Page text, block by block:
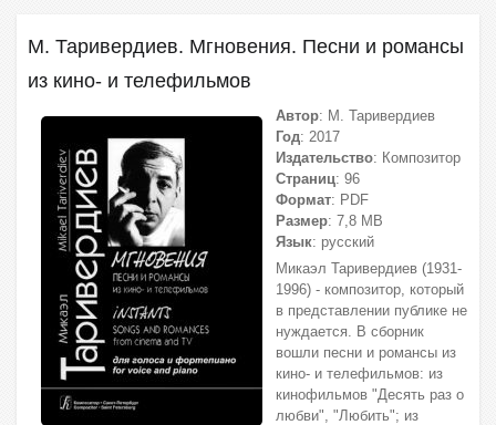
М. Таривердиев. Мгновения. Песни и романсы
из кино- и телефильмов
Автор: М. Таривердиев
Год: 2017
Издательство: Композитор
Страниц: 96
Формат: PDF
Размер: 7,8 МВ
Язык: русский
Микаэл Таривердиев (1931-
1996) - композитор, который
в представлении публике не
нуждается. В сборник
вошли песни и романсы из
кино- и телефильмов: из
кинофильмов "Десять раз о
любви", "Любить"; из